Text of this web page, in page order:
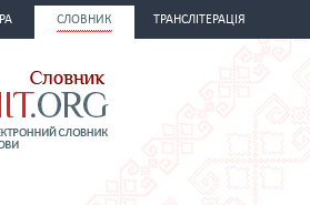
СЛОВНИК ТРАНСЛІТЕРАЦІЯ